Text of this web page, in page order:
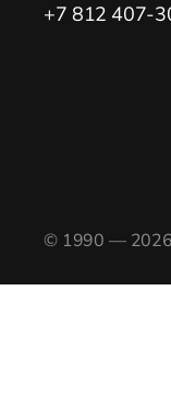
+7 812 407-
© 1990 —